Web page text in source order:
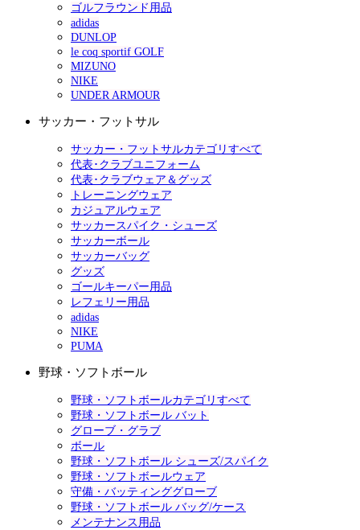
ゴルフラウンド用品
adidas
DUNLOP
le coq sportif GOLF
MIZUNO
NIKE
UNDER ARMOUR
サッカー・フットサル
サッカー・フットサルカテゴリすべて
代表･クラブユニフォーム
代表･クラブウェア＆グッズ
トレーニングウェア
カジュアルウェア
サッカースパイク・シューズ
サッカーボール
サッカーバッグ
グッズ
ゴールキーパー用品
レフェリー用品
adidas
NIKE
PUMA
野球・ソフトボール
野球・ソフトボールカテゴリすべて
野球・ソフトボール バット
グローブ・グラブ
ボール
野球・ソフトボール シューズ/スパイク
野球・ソフトボールウェア
守備・バッティンググローブ
野球・ソフトボール バッグ/ケース
メンテナンス用品